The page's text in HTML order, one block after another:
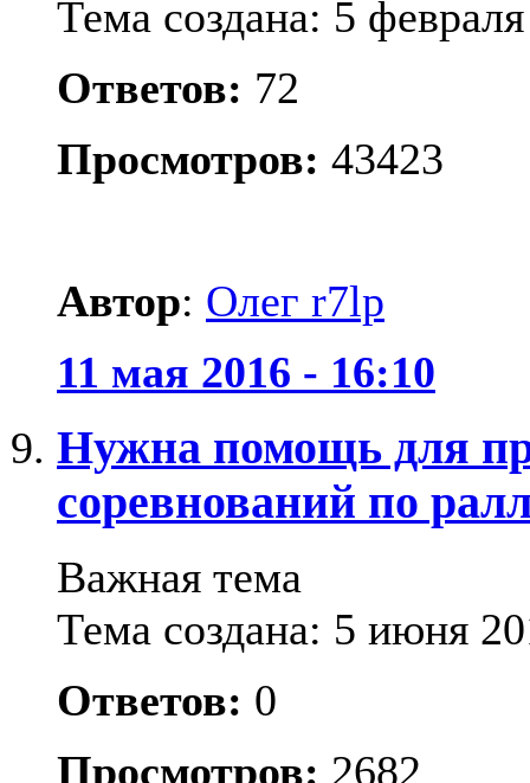
Тема создана: 5
Ответов: 72
Просмотров: 43423
Автор: Олег r7lp
11 мая 2016 - 16:10
Нужна помощь для
соревнований по
Важная тема
Тема создана: 5 июня
Ответов: 0
Просмотров: 2682